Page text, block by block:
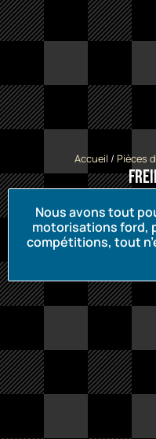
Accueil / Pièces
Nous avons tout
motorisations ford,
compétitions, tout